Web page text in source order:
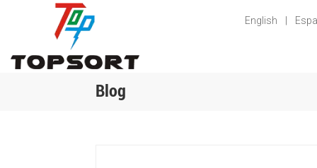
English
Blog